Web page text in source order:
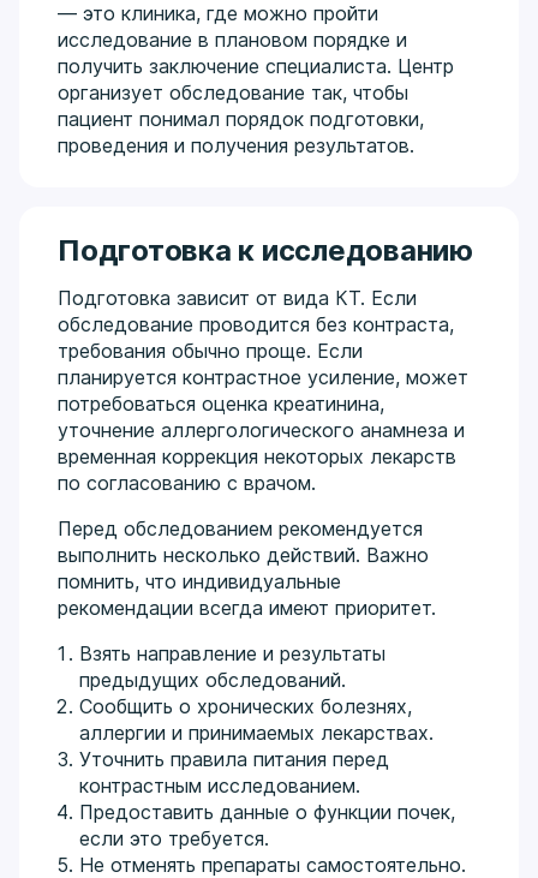
— это клиника, где можно пройти
исследование в плановом порядке и
получить заключение специалиста. Центр
организует обследование так, чтобы
пациент понимал порядок подготовки,
проведения и получения результатов.
Подготовка к исследованию
Подготовка зависит от вида КТ. Если
обследование проводится без контраста,
требования обычно проще. Если
планируется контрастное усиление, может
потребоваться оценка креатинина,
уточнение аллергологического анамнеза и
временная коррекция некоторых лекарств
по согласованию с врачом.
Перед обследованием рекомендуется
выполнить несколько действий. Важно
помнить, что индивидуальные
рекомендации всегда имеют приоритет.
Взять направление и результаты
предыдущих обследований.
Сообщить о хронических болезнях,
аллергии и принимаемых лекарствах.
Уточнить правила питания перед
контрастным исследованием.
Предоставить данные о функции почек,
если это требуется.
Не отменять препараты самостоятельно.